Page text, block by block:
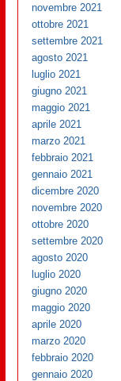
novembre 2021
ottobre 2021
settembre 2021
agosto 2021
luglio 2021
giugno 2021
maggio 2021
aprile 2021
marzo 2021
febbraio 2021
gennaio 2021
dicembre 2020
novembre 2020
ottobre 2020
settembre 2020
agosto 2020
luglio 2020
giugno 2020
maggio 2020
aprile 2020
marzo 2020
febbraio 2020
gennaio 2020